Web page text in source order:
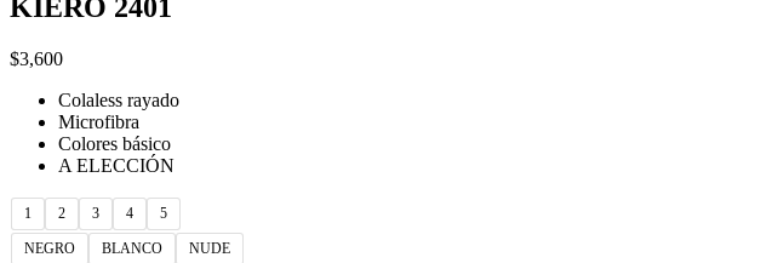
KIERO 2401
$3,600
Colaless rayado
Microfibra
Colores básico
A ELECCIÓN
1 2 3 4 5
NEGRO BLANCO NUDE